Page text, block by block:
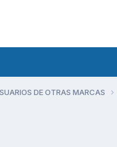
DE OTRAS MARCAS